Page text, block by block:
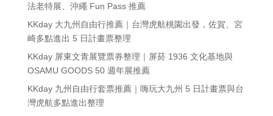
法老特展、沖繩 Fun Pass 推薦
KKday 大九州自由行推薦｜台灣虎航桃園出發，佐賀、宮
崎多點進出 5 日計畫票整理
KKday 屏東文青展覽票券整理｜屏菸 1936 文化基地與
OSAMU GOODS 50 週年展推薦
KKday 九州自由行套票推薦｜嗨玩大九州 5 日計畫票與台
灣虎航多點進出整理